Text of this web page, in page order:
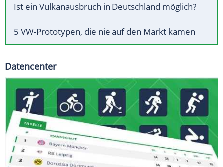
Ist ein Vulkanausbruch in Deutschland möglich?
5 VW-Prototypen, die nie auf den Markt kamen
Datencenter